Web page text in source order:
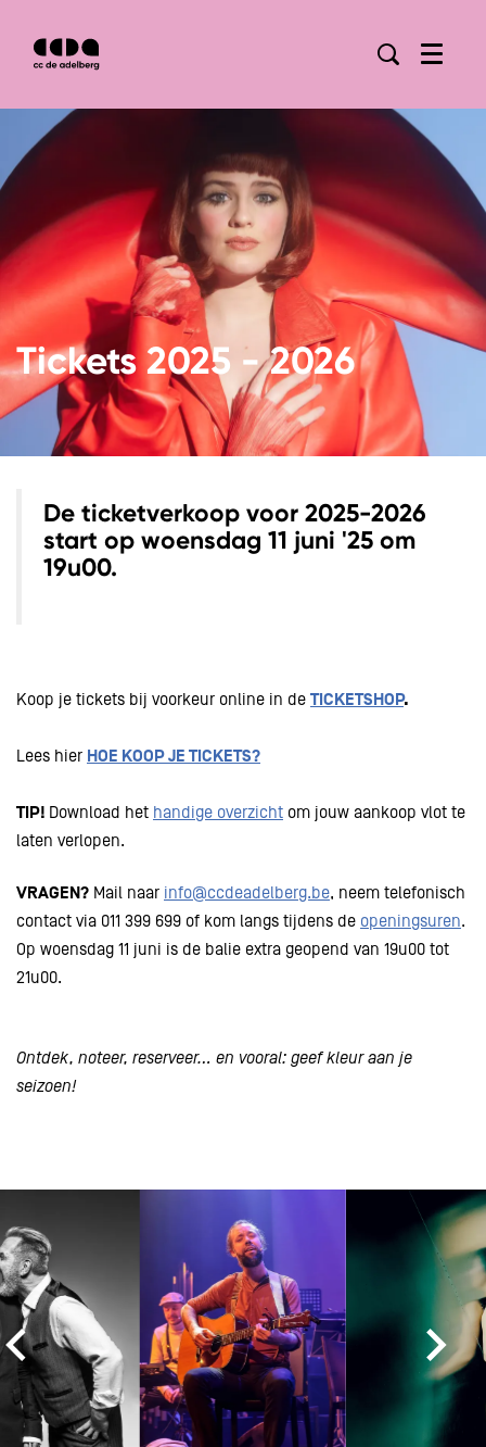
Menu
Tickets 2025 - 2026
De ticketverkoop voor 2025-2026
start op woensdag 11 juni '25 om
19u00.
Koop je tickets bij voorkeur online in de TICKETSHOP.
Lees hier HOE KOOP JE TICKETS?
TIP! Download het handige overzicht om jouw aankoop vlot te
laten verlopen.
VRAGEN? Mail naar info@ccdeadelberg.be, neem telefonisch
contact via 011 399 699 of kom langs tijdens de openingsuren.
Op woensdag 11 juni is de balie extra geopend van 19u00 tot
21u00.
Ontdek, noteer, reserveer… en vooral: geef kleur aan je
seizoen!
Inzoomen